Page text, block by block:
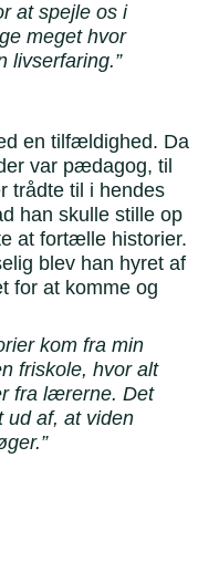
at spejle os i
meget hvor
livserfaring.”
en tilfældighed. Da
var pædagog, til
trådte til i hendes
han skulle stille op
at fortælle historier.
blev han hyret af
for at komme og
kom fra min
friskole, hvor alt
fra lærerne. Det
ud af, at viden